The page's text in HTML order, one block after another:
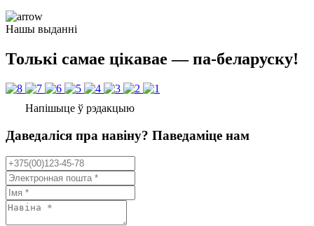
Нашы выданні
Толькі самае цікавае — па-беларуску!
Напішыце ў рэдакцыю
Даведаліся пра навіну? Паведаміце нам